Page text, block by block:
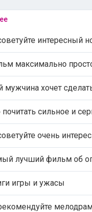
интересный
максимально
мужчина хочет
почитать сильное и
очень
лучший фильм об
игры и ужасы